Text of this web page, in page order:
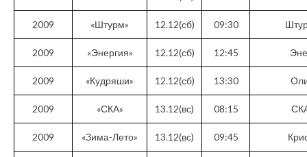
2009 «Штурм» 12.12(сб) 09:30
2009 «Энергия» 12.12(сб) 12:45
2009 «Кудряши» 12.12(сб) 13:30
2009 «СКА» 13.12(вс) 08:15
2009 «Зима-Лето» 13.12(вс) 09:45